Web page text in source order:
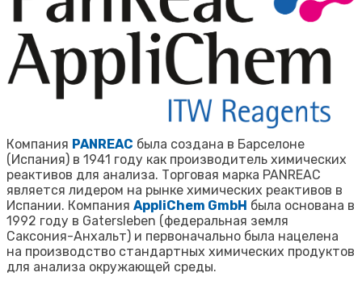
Компания PANREAC была создана в Барселоне
(Испания) в 1941 году как производитель химических
реактивов для анализа. Торговая марка PANREAC
является лидером на рынке химических реактивов в
Испании. Компания AppliChem GmbH была основана в
1992 году в Gatersleben (федеральная земля
Саксония-Анхальт) и первоначально была нацелена
на производство стандартных химических продуктов
для анализа окружающей среды.